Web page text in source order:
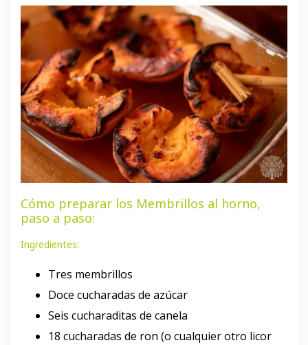
Cómo preparar los Membrillos al horno,
paso a paso:
Ingredientes:
Tres membrillos
Doce cucharadas de azúcar
Seis cucharaditas de canela
18 cucharadas de ron (o cualquier otro licor